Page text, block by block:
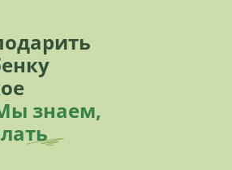
знаем,